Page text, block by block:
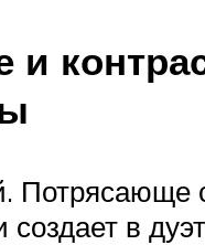
и
Потрясающе
в